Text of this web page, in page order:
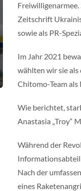
Zeitschrift
sowie als PR-
Im Jahr 2021
wählten wir sie als
Chitomo-Team
Wie berichtet,
Anastasia „Troy“
Während der
Nach der
eines